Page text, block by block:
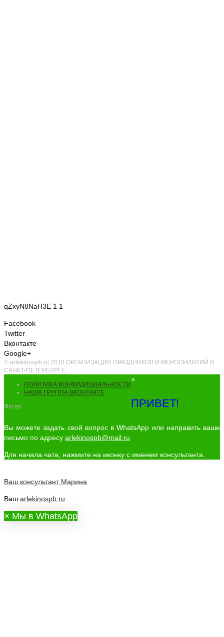
qZxyN8NaH3E 1 1
Facebook
Twitter
Вконтакте
Google+
© arlekinospb.ru 2018 ОРГАНИЗАЦИЯ ПРАЗДНИКОВ И МЕРОПРИЯТИЙ В
САНКТ-ПЕТЕРБУРГЕ.
ПОЛИТИКА КОНФИДИЦИАЛЬНОСТИ
НАША ГРУППА ВКОНТАКТЕ
Футер
×
ПРИВЕТ!
Вы можете задать свой вопрос в WhatsApp или направить ваше
письмо по адресу arlekinospb@mail.ru
Для начала чата, нажмите на иконку с именем консультанта.
Ваш консультант Марина
Ваш arlekinospb.ru
× Мы в WhatsApp